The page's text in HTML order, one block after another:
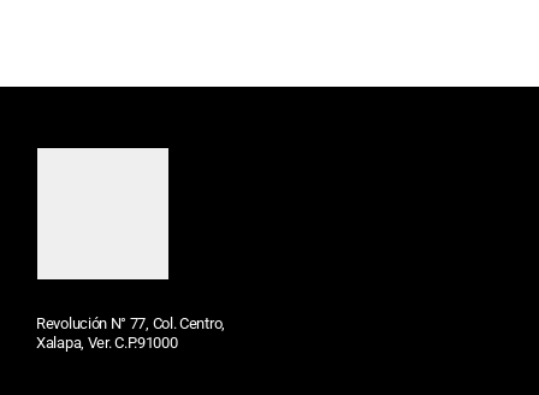
Revolución N° 77, Col. Centro,
Xalapa, Ver. C.P.91000